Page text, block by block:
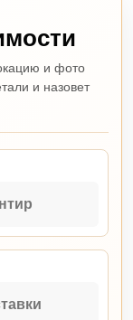
и фото
и назовет